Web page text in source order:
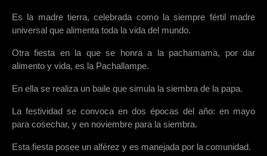
Es la madre tierra, celebrada como la siempre fértil madre
universal que alimenta toda la vida del mundo.
Otra fiesta en la que se honra a la pachamama, por dar
alimento y vida, es la Pachallampe.
En ella se realiza un baile que simula la siembra de la papa.
La festividad se convoca en dos épocas del año: en mayo
para cosechar, y en noviembre para la siembra.
Esta fiesta posee un alférez y es manejada por la comunidad.